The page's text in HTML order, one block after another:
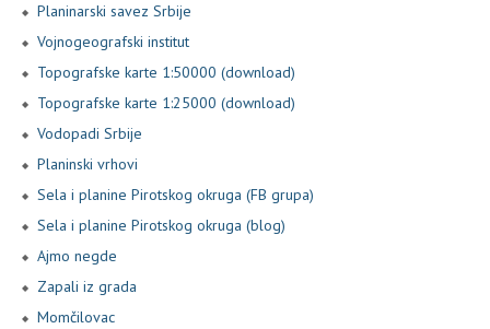
Planinarski savez Srbije
Vojnogeografski institut
Topografske karte 1:50000 (download)
Topografske karte 1:25000 (download)
Vodopadi Srbije
Planinski vrhovi
Sela i planine Pirotskog okruga (FB grupa)
Sela i planine Pirotskog okruga (blog)
Ajmo negde
Zapali iz grada
Momčilovac